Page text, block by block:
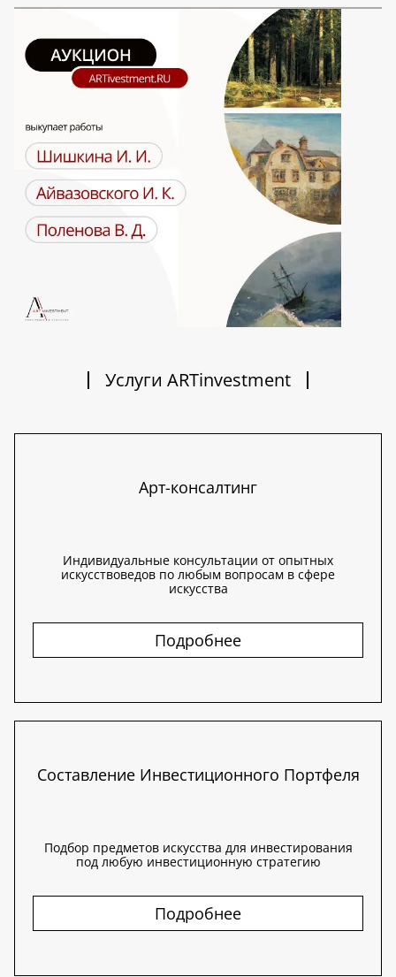
Услуги ARTinvestment
Арт-консалтинг
Индивидуальные консультации от опытных
искусствоведов по любым вопросам в сфере
искусства
Подробнее
Составление Инвестиционного Портфеля
Подбор предметов искусства для инвестирования
под любую инвестиционную стратегию
Подробнее